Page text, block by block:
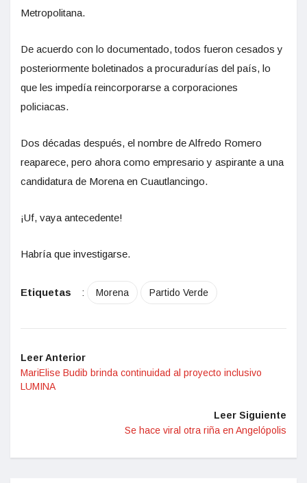
Metropolitana.
De acuerdo con lo documentado, todos fueron cesados y
posteriormente boletinados a procuradurías del país, lo
que les impedía reincorporarse a corporaciones
policiacas.
Dos décadas después, el nombre de Alfredo Romero
reaparece, pero ahora como empresario y aspirante a una
candidatura de Morena en Cuautlancingo.
¡Uf, vaya antecedente!
Habría que investigarse.
Etiquetas : Morena Partido Verde
Leer Anterior
MariElise Budib brinda continuidad al proyecto inclusivo
LUMINA
Leer Siguiente
Se hace viral otra riña en Angelópolis